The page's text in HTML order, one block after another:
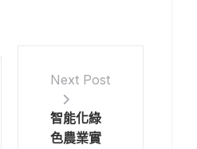
Next Post
智能化綠
色農業實